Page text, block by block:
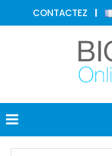
CONTACTEZ
MÉDECINE
ESTHÉTIQUE
DERMATOLOGIE
MÉDICAL
MÉDICAL